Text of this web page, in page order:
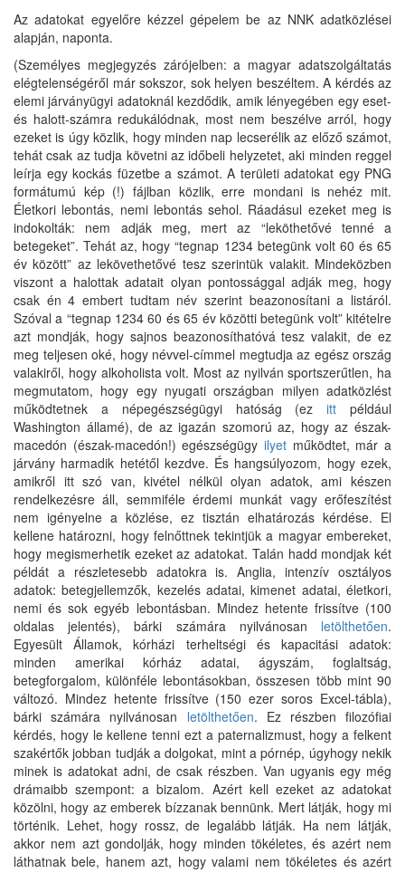
Az adatokat egyelőre kézzel gépelem be az NNK adatközlései
alapján, naponta.
(Személyes megjegyzés zárójelben: a magyar adatszolgáltatás
elégtelenségéről már sokszor, sok helyen beszéltem. A kérdés az
elemi járványügyi adatoknál kezdődik, amik lényegében egy eset-
és halott-számra redukálódnak, most nem beszélve arról, hogy
ezeket is úgy közlik, hogy minden nap lecserélik az előző számot,
tehát csak az tudja követni az időbeli helyzetet, aki minden reggel
leírja egy kockás füzetbe a számot. A területi adatokat egy PNG
formátumú kép (!) fájlban közlik, erre mondani is nehéz mit.
Életkori lebontás, nemi lebontás sehol. Ráadásul ezeket meg is
indokolták: nem adják meg, mert az “leköthetővé tenné a
betegeket”. Tehát az, hogy “tegnap 1234 betegünk volt 60 és 65
év között” az lekövethetővé tesz szerintük valakit. Mindeközben
viszont a halottak adatait olyan pontossággal adják meg, hogy
csak én 4 embert tudtam név szerint beazonosítani a listáról.
Szóval a “tegnap 1234 60 és 65 év közötti betegünk volt” kitételre
azt mondják, hogy sajnos beazonosíthatóvá tesz valakit, de ez
meg teljesen oké, hogy névvel-címmel megtudja az egész ország
valakiről, hogy alkoholista volt. Most az nyilván sportszerűtlen, ha
megmutatom, hogy egy nyugati országban milyen adatközlést
működtetnek a népegészségügyi hatóság (ezitt például
Washington államé), de az igazán szomorú az, hogy az észak-
macedón (észak-macedón!) egészségügy ilyet működtet, már a
járvány harmadik hetétől kezdve. És hangsúlyozom, hogy ezek,
amikről itt szó van, kivétel nélkül olyan adatok, ami készen
rendelkezésre áll, semmiféle érdemi munkát vagy erőfeszítést
nem igényelne a közlése, ez tisztán elhatározás kérdése. El
kellene határozni, hogy felnőttnek tekintjük a magyar embereket,
hogy megismerhetik ezeket az adatokat. Talán hadd mondjak két
példát a részletesebb adatokra is. Anglia, intenzív osztályos
adatok: betegjellemzők, kezelés adatai, kimenet adatai, életkori,
nemi és sok egyéb lebontásban. Mindez hetente frissítve (100
oldalas jelentés), bárki számára nyilvánosan letölthetően.
Egyesült Államok, kórházi terheltségi és kapacitási adatok:
minden amerikai kórház adatai, ágyszám, foglaltság,
betegforgalom, különféle lebontásokban, összesen több mint 90
változó. Mindez hetente frissítve (150 ezer soros Excel-tábla),
bárki számára nyilvánosan letölthetően. Ez részben filozófiai
kérdés, hogy le kellene tenni ezt a paternalizmust, hogy a felkent
szakértők jobban tudják a dolgokat, mint a pórnép, úgyhogy nekik
minek is adatokat adni, de csak részben. Van ugyanis egy még
drámaibb szempont: a bizalom. Azért kell ezeket az adatokat
közölni, hogy az emberek bízzanak bennünk. Mert látják, hogy mi
történik. Lehet, hogy rossz, de legalább látják. Ha nem látják,
akkor nem azt gondolják, hogy minden tökéletes, és azért nem
láthatnak bele, hanem azt, hogy valami nem tökéletes és azért